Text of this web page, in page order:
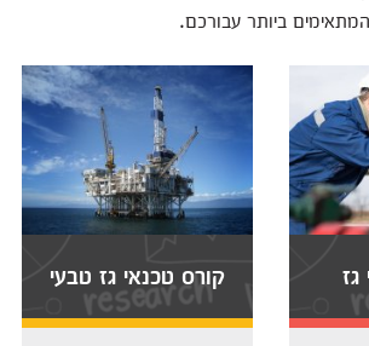
המתאימים ביותר עבורכם.
קורס טכנאי גז טבעי